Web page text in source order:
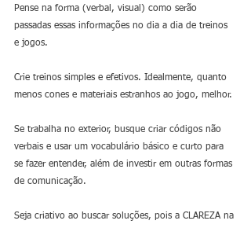
Pense na forma (verbal, visual) como serão
passadas essas informações no dia a dia de treinos
e jogos.
Crie treinos simples e efetivos. Idealmente, quanto
menos cones e materiais estranhos ao jogo, melhor.
Se trabalha no exterior, busque criar códigos não
verbais e usar um vocabulário básico e curto para
se fazer entender, além de investir em outras formas
de comunicação.
Seja criativo ao buscar soluções, pois a CLAREZA na